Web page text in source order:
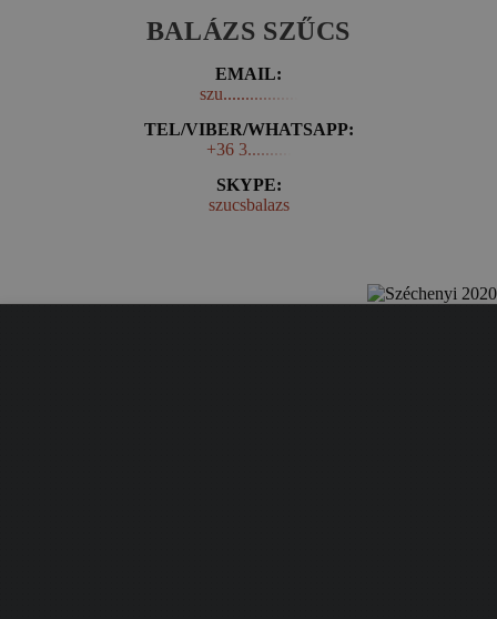
BALÁZS SZŰCS
EMAIL:
szu.................
TEL/VIBER/WHATSAPP:
+36 3..........
SKYPE:
szucsbalazs